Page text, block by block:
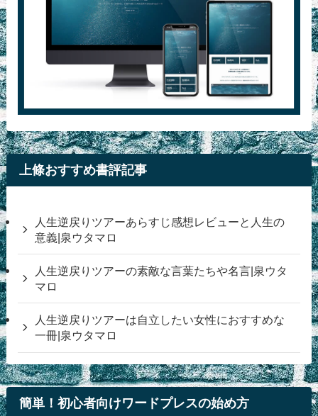
上條おすすめ書評記事
人生逆戻りツアーあらすじ感想レビューと人生の
意義|泉ウタマロ
人生逆戻りツアーの素敵な言葉たちや名言|泉ウタ
マロ
人生逆戻りツアーは自立したい女性におすすめな
一冊|泉ウタマロ
簡単！初心者向けワードプレスの始め方